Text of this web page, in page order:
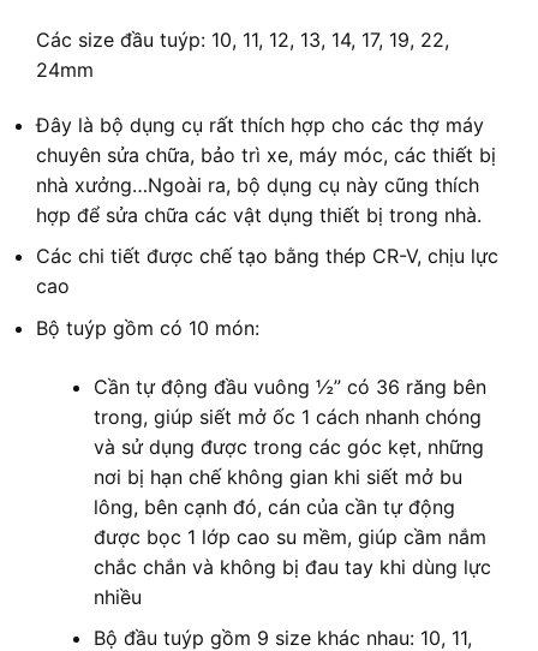
Các size đầu tuýp: 10, 11, 12, 13, 14, 17, 19, 22,
24mm
Đây là bộ dụng cụ rất thích hợp cho các thợ máy
chuyên sửa chữa, bảo trì xe, máy móc, các thiết bị
nhà xưởng…Ngoài ra, bộ dụng cụ này cũng thích
hợp để sửa chữa các vật dụng thiết bị trong nhà.
Các chi tiết được chế tạo bằng thép CR-V, chịu lực
cao
Bộ tuýp gồm có 10 món:
Cần tự động đầu vuông ½” có 36 răng bên
trong, giúp siết mở ốc 1 cách nhanh chóng
và sử dụng được trong các góc kẹt, những
nơi bị hạn chế không gian khi siết mở bu
lông, bên cạnh đó, cán của cần tự động
được bọc 1 lớp cao su mềm, giúp cầm nắm
chắc chắn và không bị đau tay khi dùng lực
nhiều
Bộ đầu tuýp gồm 9 size khác nhau: 10, 11,